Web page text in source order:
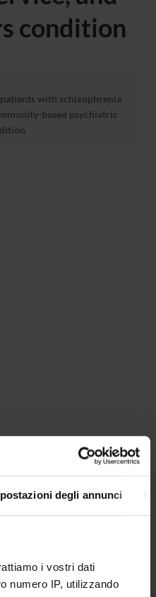
degli annunci
i vostri dati
numero IP, utilizzando
condition
with schizophrenia
based psychiatric
the department